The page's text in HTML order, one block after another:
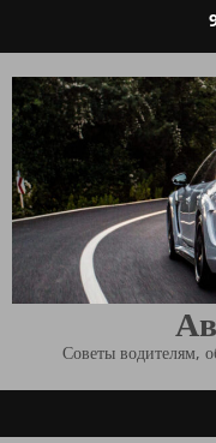
содержимому
Советы водителям,